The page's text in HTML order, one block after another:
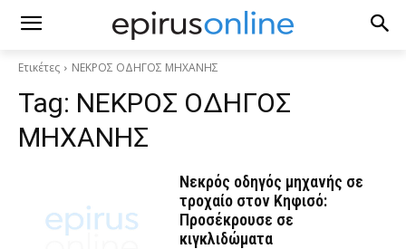
Ετικέτες ΝΕΚΡΟΣ ΟΔΗΓΟΣ ΜΗΧΑΝΗΣ
Tag: ΝΕΚΡΟΣ ΟΔΗΓΟΣ
ΜΗΧΑΝΗΣ
Νεκρός οδηγός μηχανής σε
τροχαίο στον Κηφισό:
Προσέκρουσε σε
κιγκλιδώματα